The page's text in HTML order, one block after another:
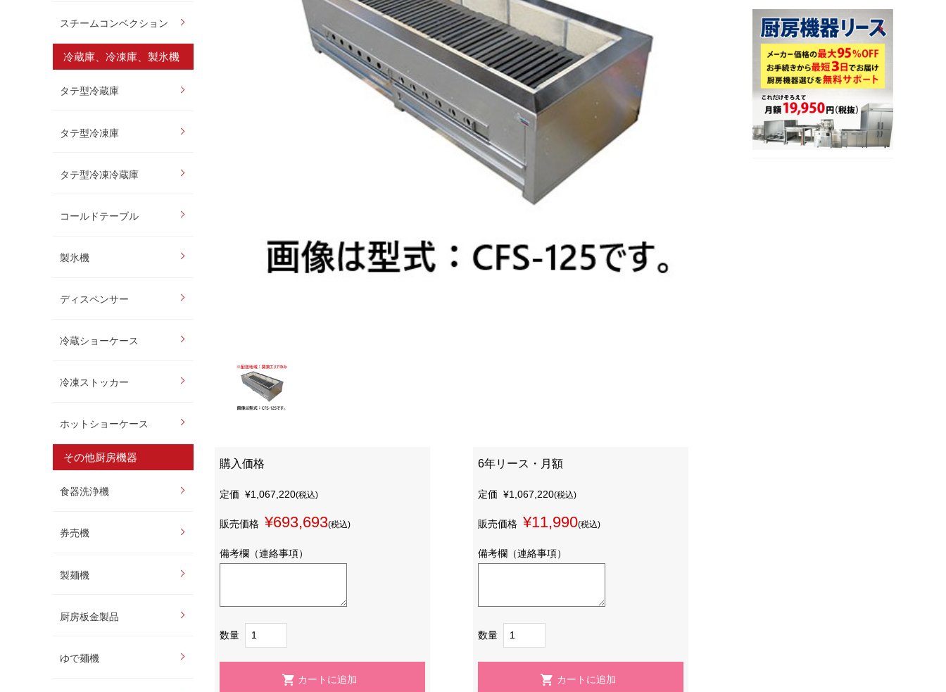
スチームコンベクション
冷蔵庫、冷凍庫、製氷機
タテ型冷蔵庫
タテ型冷凍庫
タテ型冷凍冷蔵庫
コールドテーブル
製氷機
ディスペンサー
冷蔵ショーケース
冷凍ストッカー
ホットショーケース
その他厨房機器
食器洗浄機
券売機
製麺機
厨房板金製品
ゆで麺機
購入価格
定価 ¥1,067,220(税込)
販売価格 ¥693,693(税込)
備考欄（連絡事項）
数量
6年リース・月額
定価 ¥1,067,220(税込)
販売価格 ¥11,990(税込)
備考欄（連絡事項）
数量